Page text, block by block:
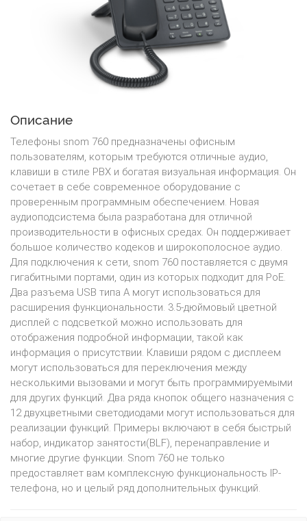
Описание
Телефоны snom 760 предназначены офисным
пользователям, которым требуются отличные аудио,
клавиши в стиле PBX и богатая визуальная информация. Он
сочетает в себе современное оборудование с
проверенным программным обеспечением. Новая
аудиоподсистема была разработана для отличной
производительности в офисных средах. Он поддерживает
большое количество кодеков и широкополосное аудио.
Для подключения к сети, snom 760 поставляется с двумя
гигабитными портами, один из которых подходит для PoE.
Два разъема USB типа A могут использоваться для
расширения функциональности. 3.5-дюймовый цветной
дисплей с подсветкой можно использовать для
отображения подробной информации, такой как
информация о присутствии. Клавиши рядом с дисплеем
могут использоваться для переключения между
несколькими вызовами и могут быть программируемыми
для других функций. Два ряда кнопок общего назначения с
12 двухцветными светодиодами могут использоваться для
реализации функций. Примеры включают в себя быстрый
набор, индикатор занятости(BLF), перенаправление и
многие другие функции. Snom 760 не только
предоставляет вам комплексную функциональность IP-
телефона, но и целый ряд дополнительных функций.